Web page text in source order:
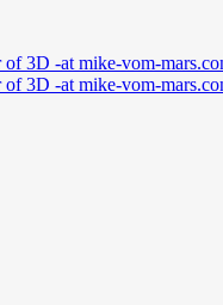
of 3D -at mike-vom-
of 3D -at mike-vom-